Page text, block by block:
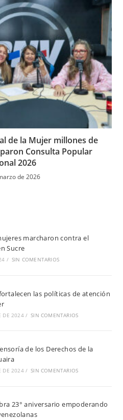
de la Mujer millones de
Consulta Popular
2026
de 2026
marcharon contra el
Sucre
/ SIN COMENTARIOS
las políticas de atención
DE 2024 / SIN COMENTARIOS
de los Derechos de la
DE 2024 / SIN COMENTARIOS
23° aniversario empoderando